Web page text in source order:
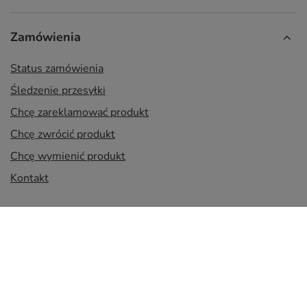
Zamówienia
Status zamówienia
Śledzenie przesyłki
Chcę zareklamować produkt
Chcę zwrócić produkt
Chcę wymienić produkt
Kontakt